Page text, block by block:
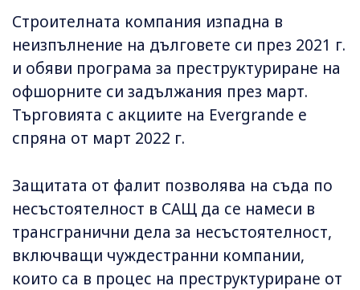
Строителната компания изпадна в
неизпълнение на дълговете си през 2021 г.
и обяви програма за преструктуриране на
офшорните си задължания през март.
Търговията с акциите на Evergrande е
спряна от март 2022 г.
Защитата от фалит позволява на съда по
несъстоятелност в САЩ да се намеси в
трансгранични дела за несъстоятелност,
включващи чуждестранни компании,
които са в процес на преструктуриране от